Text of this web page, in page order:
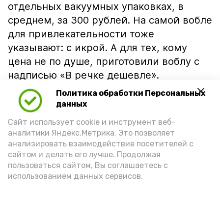
Политика обработки Персональных
данных
Сайт использует cookie и инструмент веб-
аналитики Яндекс.Метрика. Это позволяет
анализировать взаимодействие посетителей с
сайтом и делать его лучше. Продолжая
пользоваться сайтом, Вы соглашаетесь с
использованием данных сервисов.
отдельных вакуумных упаковках, в
среднем, за 300 рублей. На самой вобле
для привлекательности тоже
указывают: с икрой. А для тех, кому
цена не по душе, приготовили воблу с
надписью «В речке дешевле».